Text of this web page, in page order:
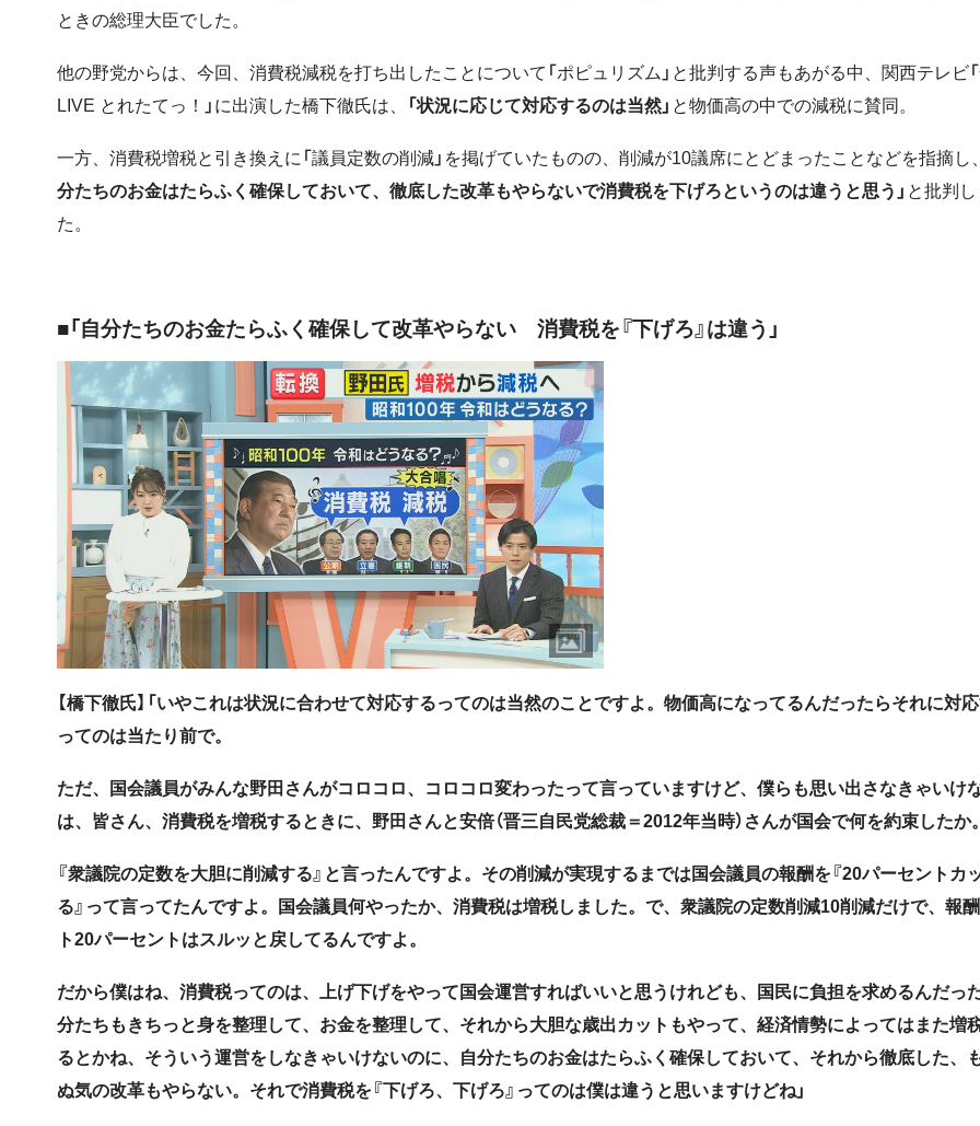
ときの総理大臣でした。
他の野党からは、今回、消費税減税を打ち出したことについて「ポピュリズム」と批判する声もあがる中、関西テレビ
LIVE とれたてっ！」に出演した橋下徹氏は、
「状況に応じて対応するのは当然」 と物価高の中での減税に賛同。
一方、消費税増税と引き換えに「議員定数の削減」を掲げていたものの、削減が10議席にとどまったことなどを指摘し、
分たちのお金はたらふく確保しておいて、徹底した改革もやらないで消費税を下げろというのは違うと思う」 と批判
た。
■「自分たちのお金たらふく確保して改革やらない 消費税を『下げろ』は違う」
【橋下徹氏】「いやこれは状況に合わせて対応するってのは当然のことですよ。物価高になってるんだったらそれに対
ってのは当たり前で。
ただ、国会議員がみんな野田さんがコロコロ、コロコロ変わったって言っていますけど、僕らも思い出さなきゃいけ
は、皆さん、消費税を増税するときに、野田さんと安倍（晋三自民党総裁＝2012年当時）さんが国会で何を約束したか。
『衆議院の定数を大胆に削減する』と言ったんですよ。その削減が実現するまでは国会議員の報酬を『20パーセントカ
る』って言ってたんですよ。国会議員何やったか、消費税は増税しました。で、衆議院の定数削減10削減だけで、報
ト20パーセントはスルッと戻してるんですよ。
だから僕はね、消費税ってのは、上げ下げをやって国会運営すればいいと思うけれども、国民に負担を求めるんだっ
分たちもきちっと身を整理して、お金を整理して、それから大胆な歳出カットもやって、経済情勢によってはまた増
るとかね、そういう運営をしなきゃいけないのに、自分たちのお金はたらふく確保しておいて、それから徹底した、
ぬ気の改革もやらない。それで消費税を『下げろ、下げろ』ってのは僕は違うと思いますけどね」